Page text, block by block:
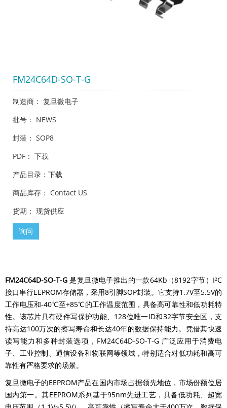
FM24C64D-SO-T-G
制造商： 复旦微电子
批号： NEWS
封装： SOP8
PDF： 下载
产品目录： 下载
商品库存： Contact US
货期： 现货供应
询问
FM24C64D-SO-T-G 是复旦微电子推出的一款64Kb（8192字节）I²C
接口串行EEPROM存储器，采用8引脚SOP封装。它支持1.7V至5.5V的
工作电压和-40℃至+85℃的工作温度范围，具备高可靠性和低功耗特
性。该芯片具有硬件写保护功能、128位唯一ID和32字节安全区，支
持高达100万次的擦写寿命和长达40年的数据保持能力。凭借其快速
读写能力和多种封装选项，FM24C64D-SO-T-G 广泛应用于消费电
子、工业控制、通信设备和物联网等领域，特别适合对低功耗和高可
靠性有严格要求的场景。
复旦微电子的EEPROM产品在国内市场占据领先地位，市场份额位居
国内第一。其EEPROM系列基于95nm先进工艺，具备低功耗、超宽